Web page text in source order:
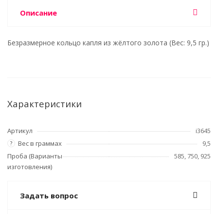
Описание
Безразмерное кольцо капля из жёлтого золота (Вес: 9,5 гр.)
Характеристики
Артикул i3645
? Вес в граммах
9,5
Проба (Варианты
изготовления)
585, 750, 925
Задать вопрос